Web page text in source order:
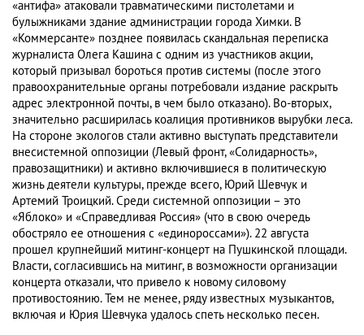
«антифа» атаковали травматическими пистолетами и
булыжниками здание администрации города Химки. В
«Коммерсанте» позднее появилась скандальная переписка
журналиста Олега Кашина с одним из участников акции,
который призывал бороться против системы (после этого
правоохранительные органы потребовали издание раскрыть
адрес электронной почты, в чем было отказано). Во-вторых,
значительно расширилась коалиция противников вырубки леса.
На стороне экологов стали активно выступать представители
внесистемной оппозиции (Левый фронт, «Солидарность»,
правозащитники) и активно включившиеся в политическую
жизнь деятели культуры, прежде всего, Юрий Шевчук и
Артемий Троицкий. Среди системной оппозиции – это
«Яблоко» и «Справедливая Россия» (что в свою очередь
обостряло ее отношения с «единороссами»). 22 августа
прошел крупнейший митинг-концерт на Пушкинской площади.
Власти, согласившись на митинг, в возможности организации
концерта отказали, что привело к новому силовому
противостоянию. Тем не менее, ряду известных музыкантов,
включая и Юрия Шевчука удалось спеть несколько песен.